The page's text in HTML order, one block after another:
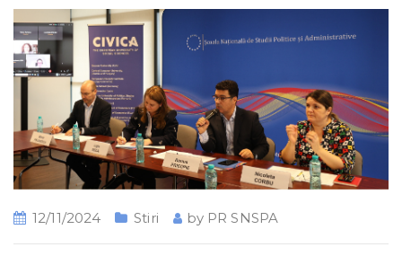
12/11/2024 Stiri by PR SNSPA